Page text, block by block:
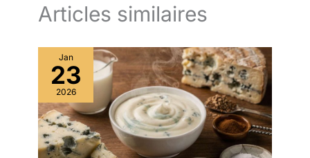
Articles similaires
Jan
23
2026